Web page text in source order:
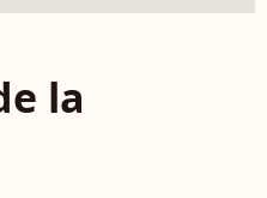
la